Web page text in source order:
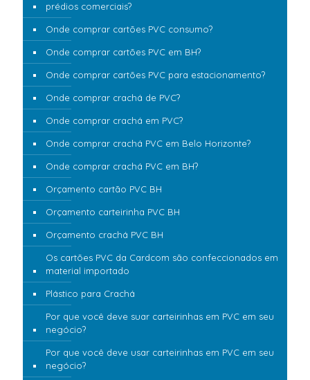
prédios comerciais?
Onde comprar cartões PVC consumo?
Onde comprar cartões PVC em BH?
Onde comprar cartões PVC para estacionamento?
Onde comprar crachá de PVC?
Onde comprar crachá em PVC?
Onde comprar crachá PVC em Belo Horizonte?
Onde comprar crachá PVC em BH?
Orçamento cartão PVC BH
Orçamento carteirinha PVC BH
Orçamento crachá PVC BH
Os cartões PVC da Cardcom são confeccionados em
material importado
Plástico para Crachá
Por que você deve suar carteirinhas em PVC em seu
negócio?
Por que você deve usar carteirinhas em PVC em seu
negócio?